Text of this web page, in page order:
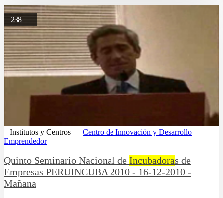
238
Institutos y Centros
Centro de Innovación y Desarrollo
Emprendedor
Quinto Seminario Nacional de Incubadoras de
Empresas PERUINCUBA 2010 - 16-12-2010 -
Mañana